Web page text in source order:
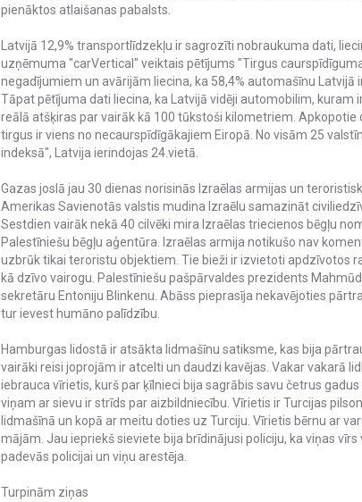
pienāktos atlaišanas pabalsts.
Latvijā 12,9% transportlīdzekļu ir sagrozīti nobraukuma dati,
uzņēmuma "carVertical" veiktais pētījums "Tirgus
negadījumiem un avārijām liecina, ka 58,4% automašīnu Latvijā
Tāpat pētījuma dati liecina, ka Latvijā vidēji automobilim, kuram
reālā atšķiras par vairāk kā 100 tūkstoši kilometriem. Apkopotie
tirgus ir viens no necaurspīdīgākajiem Eiropā. No visām 25
indeksā", Latvija ierindojas 24.vietā.
Gazas joslā jau 30 dienas norisinās Izraēlas armijas un
Amerikas Savienotās valstis mudina Izraēlu samazināt
Sestdien vairāk nekā 40 cilvēki mira Izraēlas triecienos bēgļu
Palestīniešu bēgļu aģentūra. Izraēlas armija notikušo nav
uzbrūk tikai teroristu objektiem. Tie bieži ir izvietoti apdzīvotos
kā dzīvo vairogu. Palestīniešu pašpārvaldes prezidents
sekretāru Entoniju Blinkenu. Abāss pieprasīja nekavējoties
tur ievest humāno palīdzību.
Hamburgas lidostā ir atsākta lidmašīnu satiksme, kas bija
vairāki reisi joprojām ir atcelti un daudzi kavējas. Vakar vakarā
iebrauca vīrietis, kurš par ķīlnieci bija sagrābis savu četrus
viņam ar sievu ir strīds par aizbildniecību. Vīrietis ir Turcijas
lidmašīnā un kopā ar meitu doties uz Turciju. Vīrietis bērnu ar
mājām. Jau iepriekš sieviete bija brīdinājusi policiju, ka viņas
padevās policijai un viņu arestēja.
Turpinām ziņas